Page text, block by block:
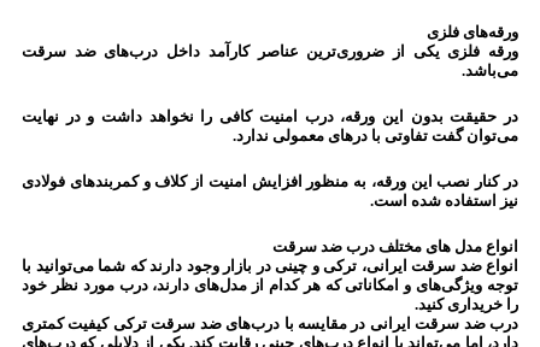
ورقه‌های فلزی
ورقه فلزی یکی از ضروری‌ترین عناصر کارآمد داخل درب‌های ضد سرقت
می‌باشد.
در حقیقت بدون این ورقه، درب امنیت کافی را نخواهد داشت و در نهایت
می‌توان گفت تفاوتی با درهای معمولی ندارد.
در کنار نصب این ورقه، به منظور افزایش امنیت از کلاف و کمربندهای فولادی
نیز استفاده شده است.
انواع مدل های مختلف درب ضد سرقت
انواع ضد سرقت ایرانی، ترکی و چینی در بازار وجود دارند که شما می‌توانید با
توجه ویژگی‌های و امکاناتی که هر کدام از مدل‌های دارند، درب مورد نظر خود
را خریداری کنید.
درب‌ ضد سرقت ایرانی در مقایسه با درب‌های ضد سرقت ترکی کیفیت کمتری
دارد، اما می‌تواند با انواع درب‌های چینی رقابت کند. یکی از دلایلی که درب‌های